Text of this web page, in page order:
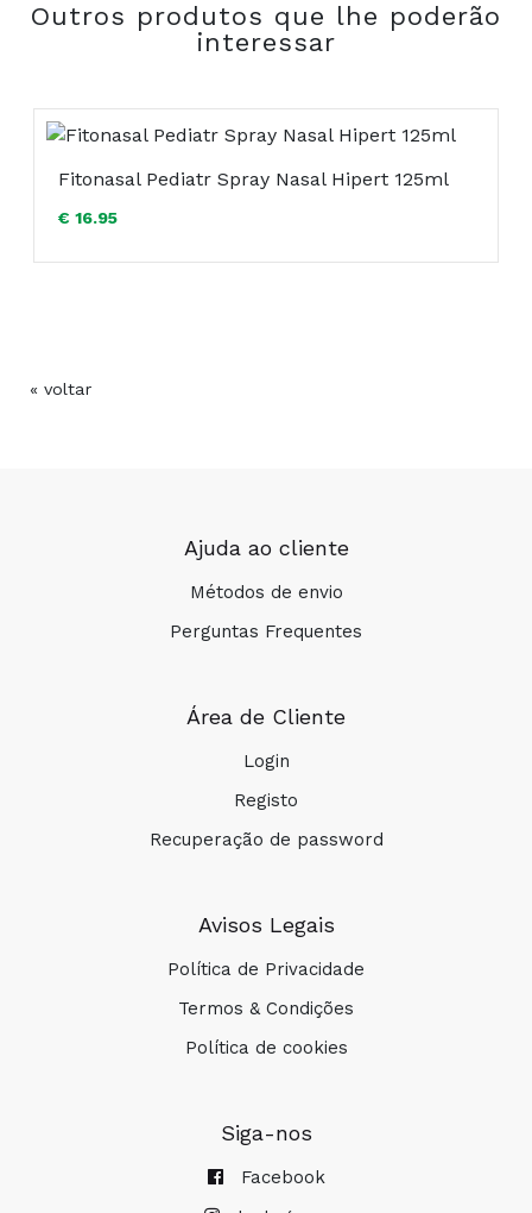
COMPRAR
Outros produtos que lhe poderão
interessar
Fitonasal Pediatr Spray Nasal Hipert 125ml
€ 16.95
« voltar
Ajuda ao cliente
Métodos de envio
Perguntas Frequentes
Área de Cliente
Login
Registo
Recuperação de password
Avisos Legais
Política de Privacidade
Termos & Condições
Política de cookies
Siga-nos
Facebook